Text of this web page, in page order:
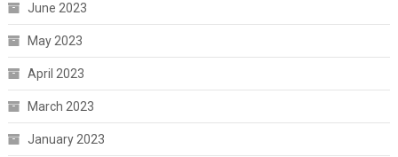
June 2023
May 2023
April 2023
March 2023
January 2023